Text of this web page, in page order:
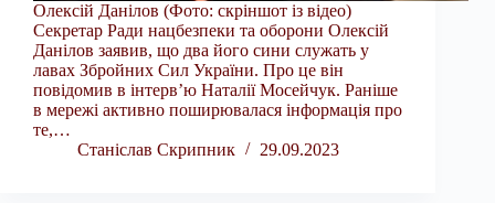
Олексій Данілов (Фото: скріншот із відео)
Секретар Ради нацбезпеки та оборони Олексій
Данілов заявив, що два його сини служать у
лавах Збройних Сил України. Про це він
повідомив в інтерв’ю Наталії Мосейчук. Раніше
в мережі активно поширювалася інформація про
те,…
Станіслав Скрипник
29.09.2023